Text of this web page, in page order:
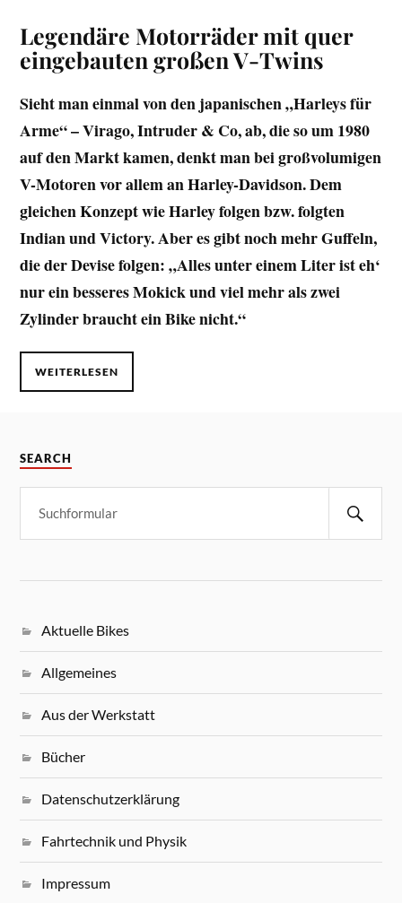
Legendäre Motorräder mit quer
eingebauten großen V-Twins
Sieht man einmal von den japanischen „Harleys für
Arme“ – Virago, Intruder & Co, ab, die so um 1980
auf den Markt kamen, denkt man bei großvolumigen
V-Motoren vor allem an Harley-Davidson. Dem
gleichen Konzept wie Harley folgen bzw. folgten
Indian und Victory. Aber es gibt noch mehr Guffeln,
die der Devise folgen: „Alles unter einem Liter ist eh‘
nur ein besseres Mokick und viel mehr als zwei
Zylinder braucht ein Bike nicht.“
WEITERLESEN
SEARCH
Aktuelle Bikes
Allgemeines
Aus der Werkstatt
Bücher
Datenschutzerklärung
Fahrtechnik und Physik
Impressum